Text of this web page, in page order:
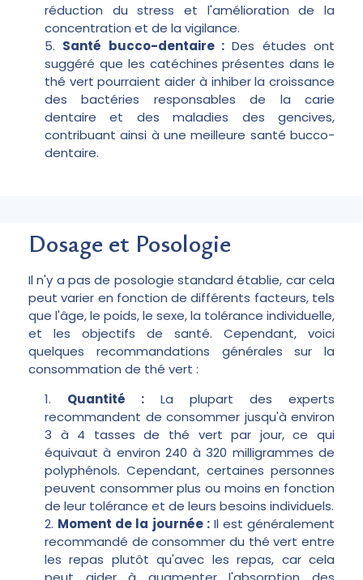
réduction du stress et l'amélioration de la
concentration et de la vigilance.
Santé bucco-dentaire : Des études ont
suggéré que les catéchines présentes dans le
thé vert pourraient aider à inhiber la croissance
des bactéries responsables de la carie
dentaire et des maladies des gencives,
contribuant ainsi à une meilleure santé bucco-
dentaire.
Dosage et Posologie
Il n'y a pas de posologie standard établie, car cela
peut varier en fonction de différents facteurs, tels
que l'âge, le poids, le sexe, la tolérance individuelle,
et les objectifs de santé. Cependant, voici
quelques recommandations générales sur la
consommation de thé vert :
Quantité : La plupart des experts
recommandent de consommer jusqu'à environ
3 à 4 tasses de thé vert par jour, ce qui
équivaut à environ 240 à 320 milligrammes de
polyphénols. Cependant, certaines personnes
peuvent consommer plus ou moins en fonction
de leur tolérance et de leurs besoins individuels.
Moment de la journée :Il est généralement
recommandé de consommer du thé vert entre
les repas plutôt qu'avec les repas, car cela